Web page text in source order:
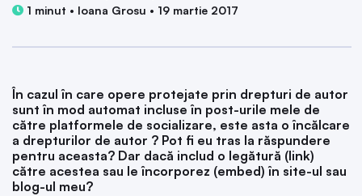
1 minut • Ioana Grosu • 19 martie 2017
În cazul în care opere protejate prin drepturi de autor
sunt în mod automat incluse în post-urile mele de
către platformele de socializare, este asta o încălcare
a drepturilor de autor ? Pot fi eu tras la răspundere
pentru aceasta? Dar dacă includ o legătură (link)
către acestea sau le încorporez (embed) în site-ul sau
blog-ul meu?